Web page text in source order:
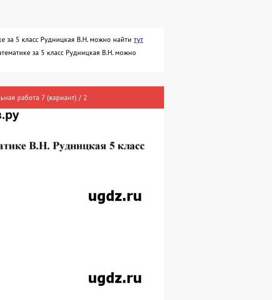
за 5 класс Рудницкая В.Н. можно найти тут
за 5 класс Рудницкая В.Н. можно
работа 7 (вариант) / 2